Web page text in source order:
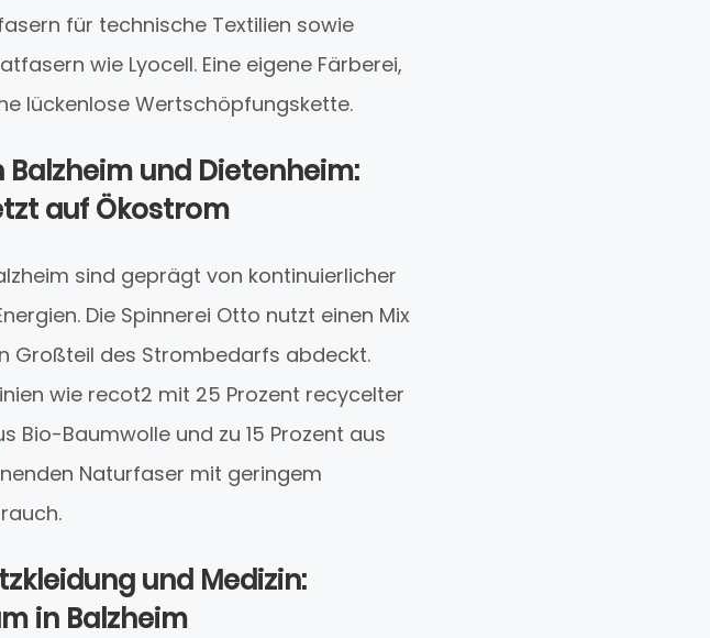
für technische Textilien sowie
wie Lyocell. Eine eigene Färberei,
lückenlose Wertschöpfungskette.
und Dietenheim:
auf Ökostrom
sind geprägt von kontinuierlicher
Die Spinnerei Otto nutzt einen Mix
Großteil des Strombedarfs abdeckt.
wie recot2 mit 25 Prozent recycelter
Bio-Baumwolle und zu 15 Prozent aus
Naturfaser mit geringem
und Medizin:
in Balzheim